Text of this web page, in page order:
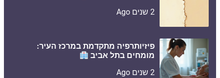
2 שנים Ago
פיזיותרפיה מתקדמת במרכז העיר:
מומחים בתל אביב
2 שנים Ago